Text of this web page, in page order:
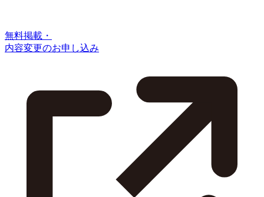
無料掲載・
内容変更のお申し込み